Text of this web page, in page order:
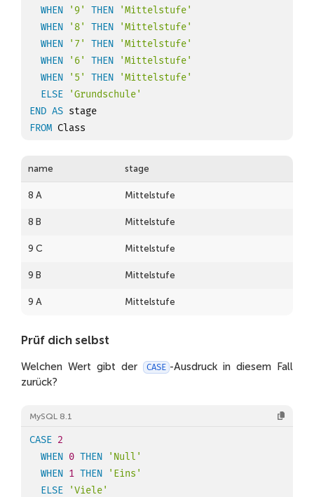
WHEN
'9' THEN
'Mittelstufe'
WHEN
'8' THEN
'Mittelstufe'
WHEN
'7' THEN
'Mittelstufe'
WHEN
'6' THEN
'Mittelstufe'
WHEN
'5' THEN
'Mittelstufe'
ELSE
'Grundschule'
END AS
FROM
name stage
8 A Mittelstufe
8 B Mittelstufe
9 C Mittelstufe
9 B Mittelstufe
9 A Mittelstufe
11 B
7 A
Mittelstufe
6 A
Prüf dich selbst
Welchen Wert gibt der CASE -Ausdruck in diesem Fall
zurück?
MySQL 8.1
CASE 2
WHEN 0 THEN
'Null'
WHEN 1 THEN
'Eins'
ELSE
'Viele'